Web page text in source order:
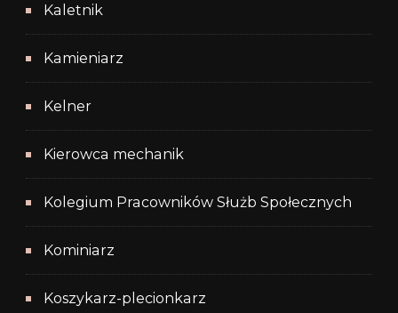
Kaletnik
Kamieniarz
Kelner
Kierowca mechanik
Kolegium Pracowników Służb Społecznych
Kominiarz
Koszykarz-plecionkarz